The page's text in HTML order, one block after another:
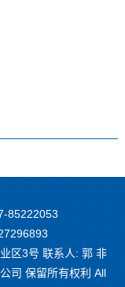
85222053
区3号 联系人: 郭 非
司 保留所有权利 All